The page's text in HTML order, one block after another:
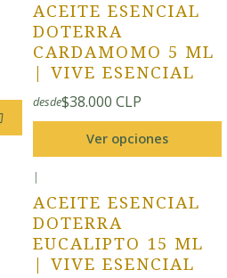
ACEITE ESENCIAL
DOTERRA
CARDAMOMO 5 ML
| VIVE ESENCIAL
desde$38.000 CLP
Ver opciones
|
ACEITE ESENCIAL
DOTERRA
EUCALIPTO 15 ML
| VIVE ESENCIAL